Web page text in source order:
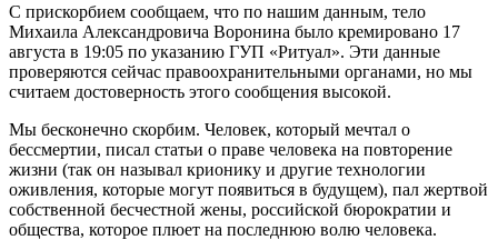
C прискорбием сообщаем, что по нашим данным, тело
Михаила Александровича Воронина было кремировано 17
августа в 19:05 по указанию ГУП «Ритуал». Эти данные
проверяются сейчас правоохранительными органами, но мы
считаем достоверность этого сообщения высокой.
Мы бесконечно скорбим. Человек, который мечтал о
бессмертии, писал статьи о праве человека на повторение
жизни (так он называл крионику и другие технологии
оживления, которые могут появиться в будущем), пал жертвой
собственной бесчестной жены, российской бюрократии и
общества, которое плюет на последнюю волю человека.